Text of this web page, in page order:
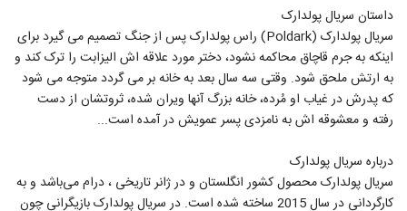
داستان سریال پولدارک
سریال پولدارک (Poldark) راس پولدارک پس از جنگ تصمیم می گیرد برای
اینکه به جرم قاچاق محاکمه نشود، دختر مورد علاقه اش الیزابت را ترک کند و
به ارتش ملحق شود. وقتی سه سال بعد به خانه بر می گردد متوجه می شود
که پدرش در غیاب او مُرده، خانه بزرگ آنها ویران شده، ثروتشان از دست
رفته و معشوقه اش به نامزدی پسر عمویش در آمده است...
درباره سریال پولدارک
سریال پولدارک محصول کشور انگلستان و در ژانر تاریخی ، درام می‌باشد و به
کارگردانی در سال 2015 ساخته شده است. در سریال پولدارک بازیگرانی چون